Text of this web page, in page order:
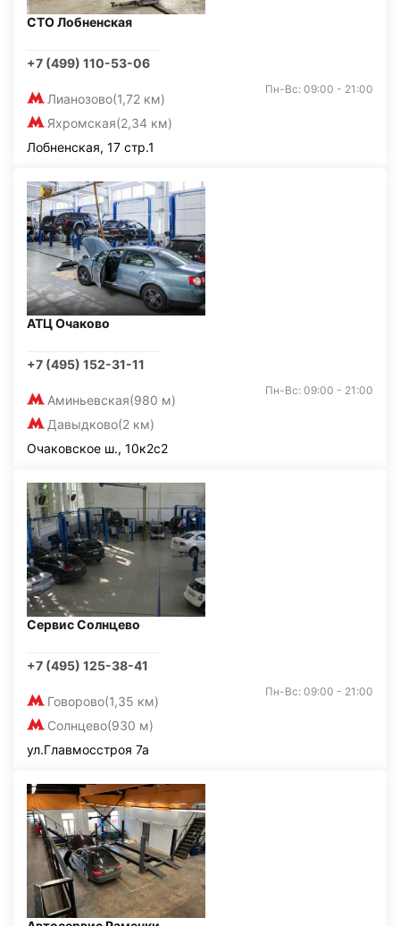
СТО Лобненская
+7 (499) 110-53-06
Лианозово(1,72 км)
Яхромская(2,34 км)
Пн-Вс: 09:00 - 21:00
Лобненская, 17 стр.1
АТЦ Очаково
+7 (495) 152-31-11
Аминьевская(980 м)
Давыдково(2 км)
Пн-Вс: 09:00 - 21:00
Очаковское ш., 10к2с2
Сервис Солнцево
+7 (495) 125-38-41
Говорово(1,35 км)
Солнцево(930 м)
Пн-Вс: 09:00 - 21:00
ул.Главмосстроя 7а